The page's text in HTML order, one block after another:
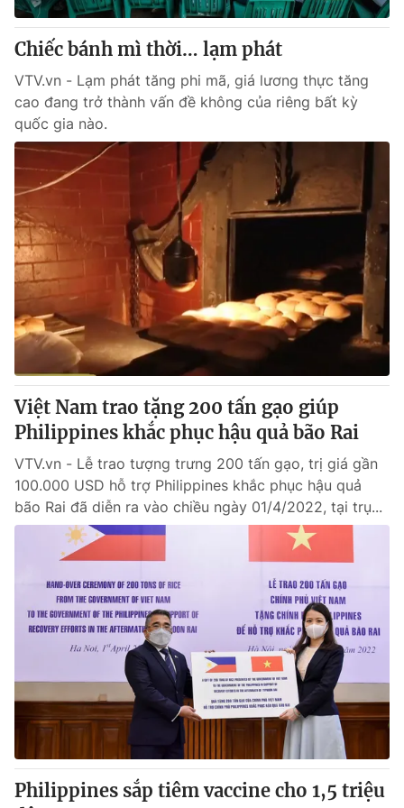
Thị trường 24h Tấm lòng Việt
VTV4 Vươn mình bằng AI
VTV9 VTV8
Liên hệ tòa soạn English
THỜI BÁO VTV
Theo dõi báo trên
Cơ quan chủ quản:Đài Truyền hình Việt Nam
Giấy phép hoạt động báo in và báo điện tử số 483/GP-BTTTT
cấp ngày 29/12/2023
Tổng Biên tập:Vũ Thanh Thủy
Phó Tổng Biên tập: Nguyễn Thị Mỹ Hạnh, Phạm Quốc Thắng,
Nguyễn Trọng Ninh
Tổng đài VTV:024.38 355 931 - 024.38 355 932
Ðiện thoại Thời báo VTV:
Email:toasoan@vtv.vn
Liên hệ quảng cáo:024-7300.7108
Chiếc bánh mì thời… lạm phát
VTV.vn - Lạm phát tăng phi mã, giá lương thực tăng
cao đang trở thành vấn đề không của riêng bất kỳ
quốc gia nào.
Việt Nam trao tặng 200 tấn gạo giúp
Philippines khắc phục hậu quả bão Rai
VTV.vn - Lễ trao tượng trưng 200 tấn gạo, trị giá gần
100.000 USD hỗ trợ Philippines khắc phục hậu quả
bão Rai đã diễn ra vào chiều ngày 01/4/2022, tại trụ...
Philippines sắp tiêm vaccine cho 1,5 triệu